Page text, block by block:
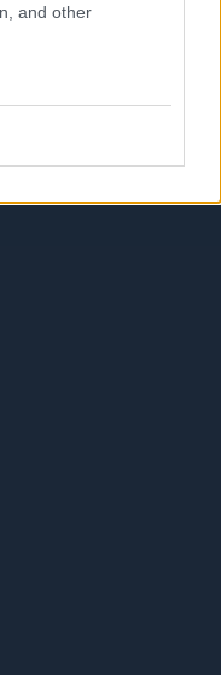
and other
di lavoro,